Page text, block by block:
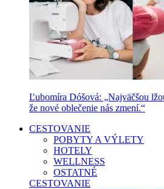
Ľubomíra Dóšová: „Najväčšou
že nové oblečenie nás zmení.“
CESTOVANIE
POBYTY A VÝLETY
HOTELY
WELLNESS
OSTATNÉ
CESTOVANIE